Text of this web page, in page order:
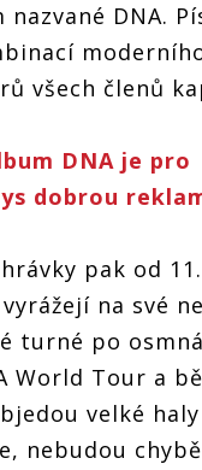
DNA.
všech členů
DNA je pro
dobrou
pak od
na své
turné po
World Tour a
velké
nebudou